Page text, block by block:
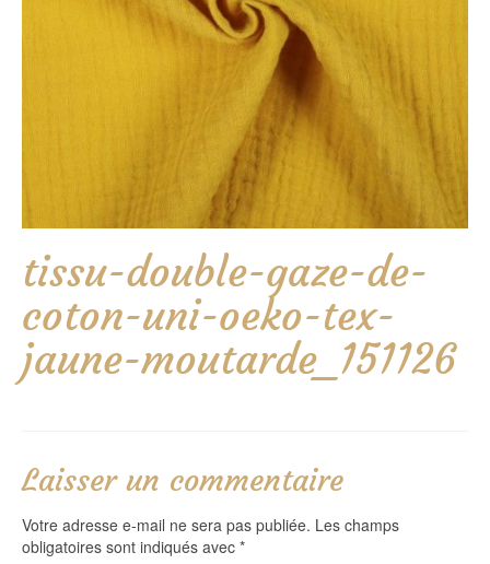
tissu-double-gaze-de-
coton-uni-oeko-tex-
jaune-moutarde_151126
Laisser un commentaire
Votre adresse e-mail ne sera pas publiée. Les champs
obligatoires sont indiqués avec *